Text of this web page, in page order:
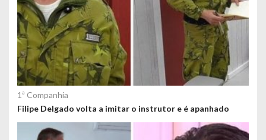
1ª Companhia
Filipe Delgado volta a imitar o instrutor e é apanhado